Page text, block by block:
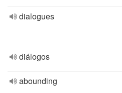
dialogues
diálogos
abounding